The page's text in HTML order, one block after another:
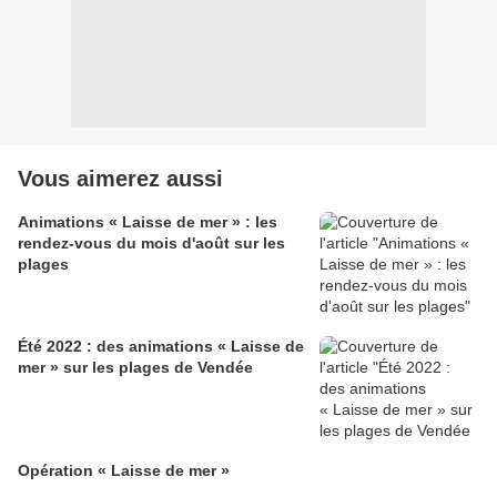
Vous aimerez aussi
Animations « Laisse de mer » : les
rendez-vous du mois d'août sur les
plages
Été 2022 : des animations « Laisse de
mer » sur les plages de Vendée
Opération « Laisse de mer »